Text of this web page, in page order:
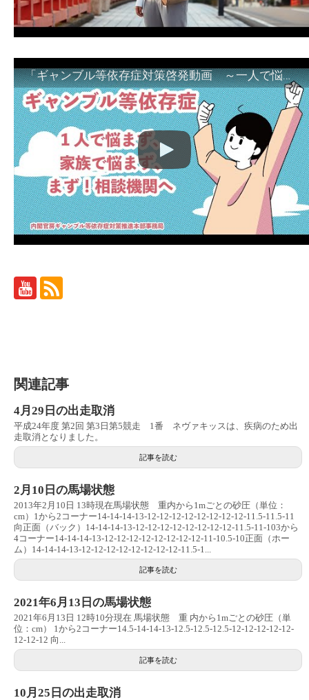
「ギャンブル等依存症対策啓発動画 ～一人で悩まず、家族で悩まず、まず！相談機関へ～」
関連記事
4月29日の出走取消
平成24年度 第2回 第3日第5競走 1番 ネヴァキッスは、疾病のため出
走取消となりました。
記事を読む
2月10日の馬場状態
2013年2月10日 13時現在馬場状態 重内から1mごとの砂圧（単位：
cm）1から2コーナー14-14-14-13-12-12-12-12-12-12-12-12-11.5-11.5-11
向正面（バック）14-14-14-13-12-12-12-12-12-12-12-12-11.5-11-103から
4コーナー14-14-14-13-12-12-12-12-12-12-12-12-11-10.5-10正面（ホー
ム）14-14-14-13-12-12-12-12-12-12-12-12-11.5-1...
記事を読む
2021年6月13日の馬場状態
2021年6月13日 12時10分現在 馬場状態 重 内から1mごとの砂圧（単
位：cm） 1から2コーナー14.5-14-14-13-12.5-12.5-12.5-12-12-12-12-12-
12-12-12 向...
記事を読む
10月25日の出走取消